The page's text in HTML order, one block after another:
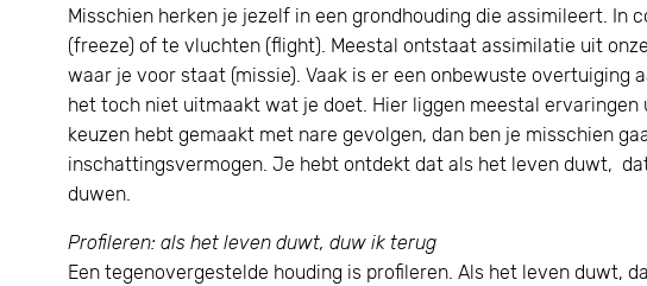
Misschien herken je jezelf in een grondhouding die assimileert.
(freeze) of te vluchten (flight). Meestal ontstaat assimilatie uit
waar je voor staat (missie). Vaak is er een onbewuste
het toch niet uitmaakt wat je doet. Hier liggen meestal
keuzen hebt gemaakt met nare gevolgen, dan ben je misschien
inschattingsvermogen. Je hebt ontdekt dat als het leven duwt,
duwen.
Profileren: als het leven duwt, duw ik terug
Een tegenovergestelde houding is profileren. Als het leven duwt,